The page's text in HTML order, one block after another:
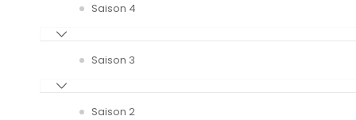
Saison 4
Saison 3
Saison 2